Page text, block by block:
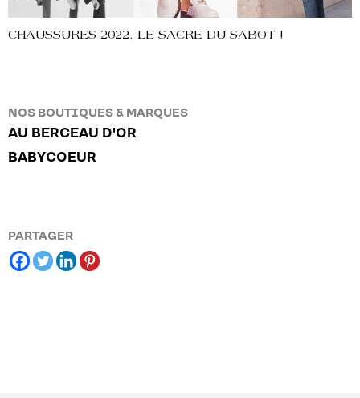
CHAUSSURES 2022, LE SACRE DU SABOT !
NOS BOUTIQUES & MARQUES
AU BERCEAU D'OR
BABYCOEUR
PARTAGER